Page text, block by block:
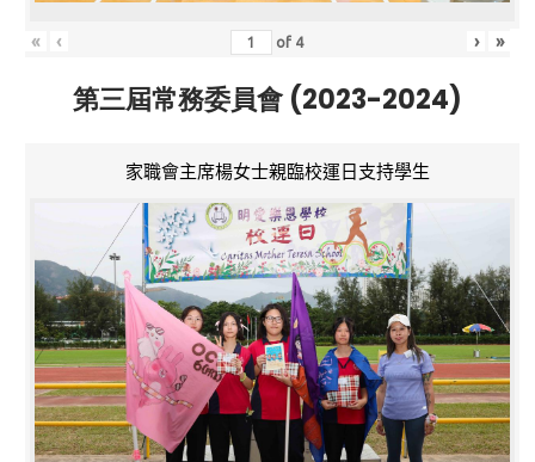
« ‹ of 4 › »
第三屆常務委員會 (2023-2024)
家職會主席楊女士親臨校運日支持學生